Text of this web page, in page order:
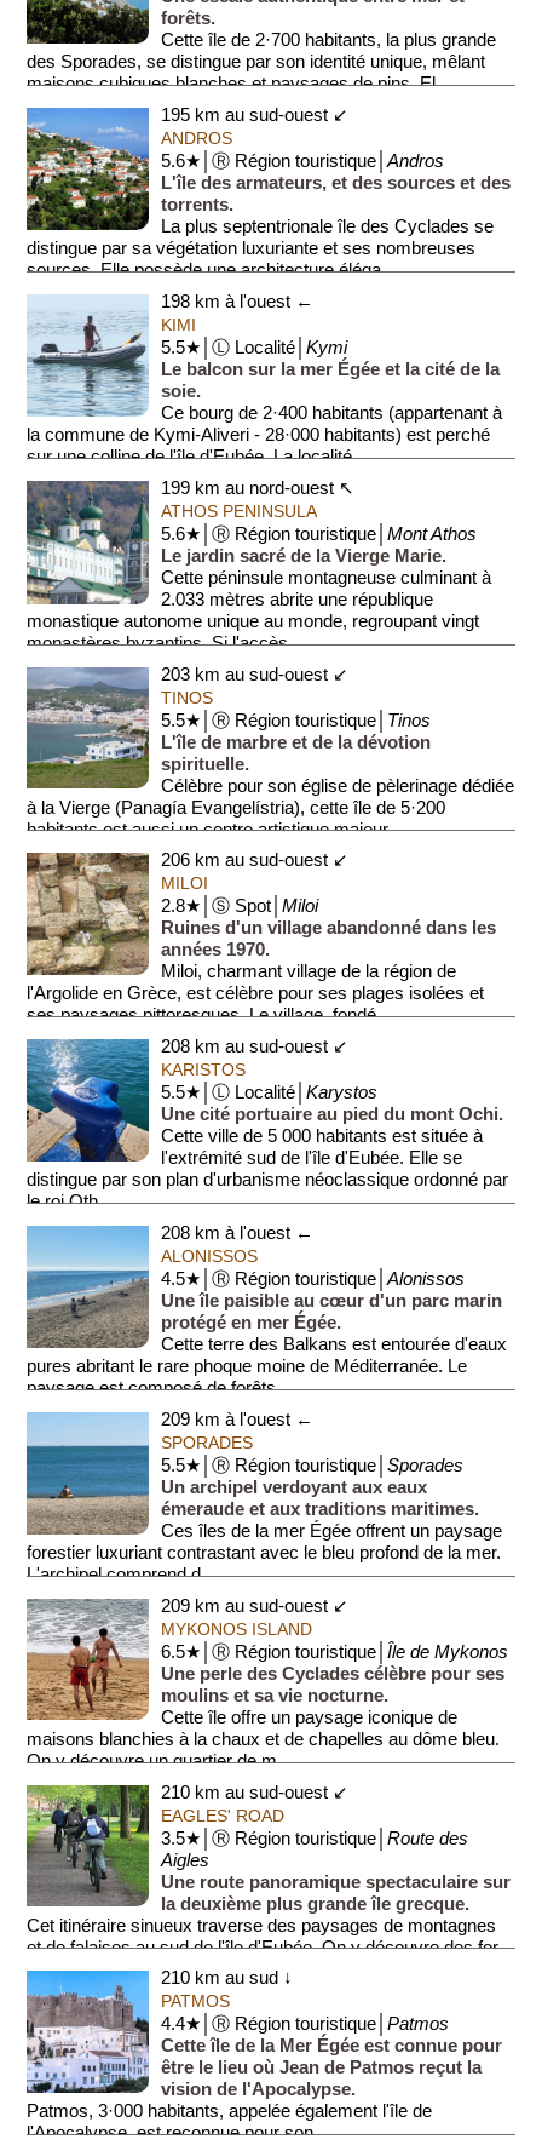
forêts.
Cette île de 2·700 habitants, la plus grande
des Sporades, se distingue par son identité unique, mêlant
maisons cubiques blanches et paysages de pins. El...
195 km au sud-ouest ↙
ANDROS
5.6★│Ⓡ Région touristique│Andros
L'île des armateurs, et des sources et des
torrents.
La plus septentrionale île des Cyclades se
distingue par sa végétation luxuriante et ses nombreuses
sources. Elle possède une architecture éléga...
198 km à l'ouest ←
KIMI
5.5★│Ⓛ Localité│Kymi
Le balcon sur la mer Égée et la cité de la
soie.
Ce bourg de 2·400 habitants (appartenant à
la commune de Kymi-Aliveri - 28·000 habitants) est perché
sur une colline de l'île d'Eubée. La localité...
199 km au nord-ouest ↖
ATHOS PENINSULA
5.6★│Ⓡ Région touristique│Mont Athos
Le jardin sacré de la Vierge Marie.
Cette péninsule montagneuse culminant à
2.033 mètres abrite une république
monastique autonome unique au monde, regroupant vingt
monastères byzantins. Si l'accès...
203 km au sud-ouest ↙
TINOS
5.5★│Ⓡ Région touristique│ Tinos
L'île de marbre et de la dévotion
spirituelle.
Célèbre pour son église de pèlerinage dédiée
à la Vierge (Panagía Evangelístria), cette île de 5·200
habitants est aussi un centre artistique majeur....
206 km au sud-ouest ↙
MILOI
2.8★│Ⓢ Spot│Miloi
Ruines d'un village abandonné dans les
années 1970.
Miloi, charmant village de la région de
l'Argolide en Grèce, est célèbre pour ses plages isolées et
ses paysages pittoresques. Le village, fondé...
208 km au sud-ouest ↙
KARISTOS
5.5★│Ⓛ Localité│Karystos
Une cité portuaire au pied du mont Ochi.
Cette ville de 5 000 habitants est située à
l'extrémité sud de l'île d'Eubée. Elle se
distingue par son plan d'urbanisme néoclassique ordonné par
le roi Oth...
208 km à l'ouest ←
ALONISSOS
4.5★│Ⓡ Région touristique│Alonissos
Une île paisible au cœur d'un parc marin
protégé en mer Égée.
Cette terre des Balkans est entourée d'eaux
pures abritant le rare phoque moine de Méditerranée. Le
paysage est composé de forêts ...
209 km à l'ouest ←
SPORADES
5.5★│Ⓡ Région touristique│Sporades
Un archipel verdoyant aux eaux
émeraude et aux traditions maritimes.
Ces îles de la mer Égée offrent un paysage
forestier luxuriant contrastant avec le bleu profond de la mer.
L'archipel comprend d...
209 km au sud-ouest ↙
MYKONOS ISLAND
6.5★│Ⓡ Région touristique│Île de Mykonos
Une perle des Cyclades célèbre pour ses
moulins et sa vie nocturne.
Cette île offre un paysage iconique de
maisons blanchies à la chaux et de chapelles au dôme bleu.
On y découvre un quartier de m...
210 km au sud-ouest ↙
EAGLES' ROAD
3.5★│Ⓡ Région touristique│Route des
Aigles
Une route panoramique spectaculaire sur
la deuxième plus grande île grecque.
Cet itinéraire sinueux traverse des paysages de montagnes
et de falaises au sud de l'île d'Eubée. On y découvre des for...
210 km au sud ↓
PATMOS
4.4★│Ⓡ Région touristique│Patmos
Cette île de la Mer Égée est connue pour
être le lieu où Jean de Patmos reçut la
vision de l'Apocalypse.
Patmos, 3·000 habitants, appelée également l'île de
l'Apocalypse, est reconnue pour son...